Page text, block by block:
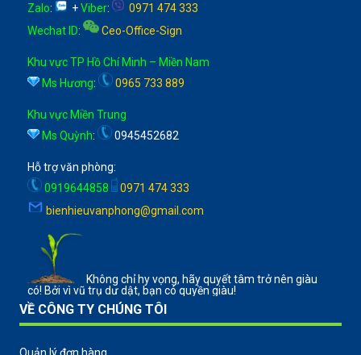
Zalo: +Viber:
0971 474 333
Wechat ID: Ceo-Office-Sign
Khu vực TP Hồ Chí Minh – Miền Nam
Ms Hương: 0965 733 889
Khu vực Miền Trung
Ms Quỳnh: 0945452682
Hỗ trợ văn phòng:
0919644858
0971 474 333
bienhieuvanphong@gmail.com
Không chỉ hy vọng, hãy quyết tâm trở nên giàu
có! Bởi vì vũ trụ dư dật, bạn có quyền giàu!
VỀ CÔNG TY CHÚNG TÔI
Quản lý đơn hàng